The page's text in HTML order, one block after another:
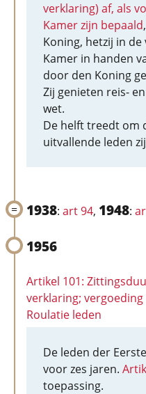
verklaring) af, als
Kamer zijn bepaald
Koning, hetzij in
Kamer in handen
door den Koning
Zij genieten reis-
wet.
De helft treedt om
uitvallende leden
1938: art 94, 1948:
1956
Artikel 101:
verklaring;
Roulatie leden
De leden der
voor zes jaren.
toepassing.